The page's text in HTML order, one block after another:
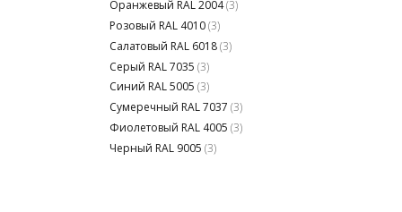
Оранжевый RAL 2004 (3)
Розовый RAL 4010 (3)
Салатовый RAL 6018 (3)
Серый RAL 7035 (3)
Синий RAL 5005 (3)
Сумеречный RAL 7037 (3)
Фиолетовый RAL 4005 (3)
Черный RAL 9005 (3)